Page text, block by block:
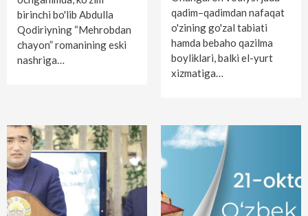
birinchi bo'lib Abdulla
Qodiriyning “Mehrobdan
chayon” romanining eski
nashriga…
qadim–qadimdan nafaqat
o'zining go'zal tabiati
hamda bebaho qazilma
boyliklari, balki el-yurt
xizmatiga…